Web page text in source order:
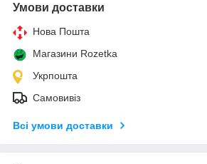
Умови доставки
Нова Пошта
Магазини Rozetka
Укрпошта
Самовивіз
Всі умови доставки